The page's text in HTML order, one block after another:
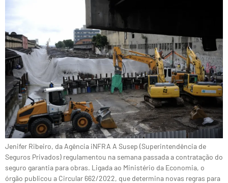
Jenifer Ribeiro, da Agência iNFRA A Susep (Superintendência de
Seguros Privados) regulamentou na semana passada a contratação do
seguro garantia para obras. Ligada ao Ministério da Economia, o
órgão publicou a Circular 662/2022, que determina novas regras para